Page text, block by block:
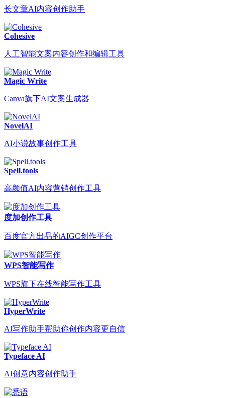
长文章AI内容创作助手
Cohesive
人工智能文案内容创作和编辑工具
Magic Write
Canva旗下AI文案生成器
NovelAI
AI小说故事创作工具
Spell.tools
高颜值AI内容营销创作工具
度加创作工具
百度官方出品的AIGC创作平台
WPS智能写作
WPS旗下在线智能写作工具
HyperWrite
AI写作助手帮助你创作内容更自信
Typeface AI
AI创意内容创作助手